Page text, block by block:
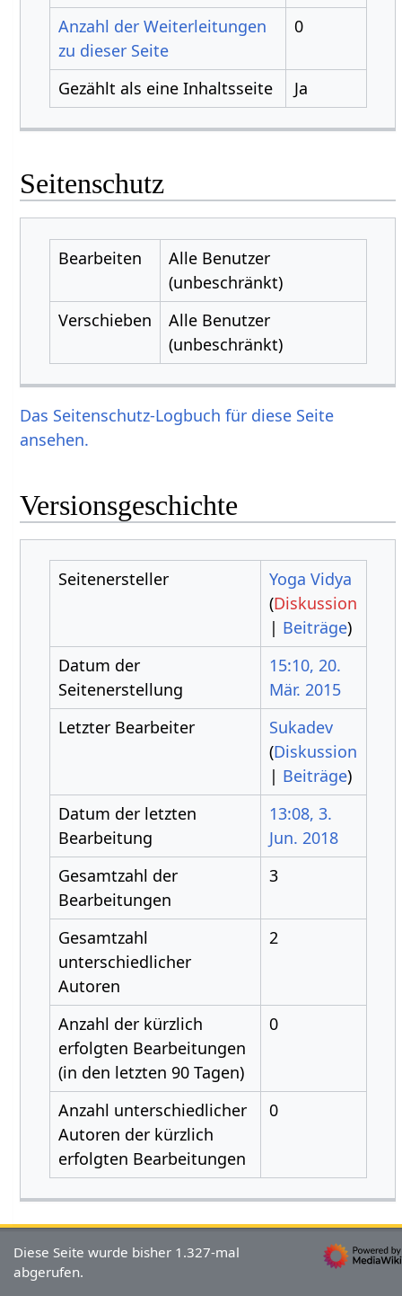
Anzahl der Weiterleitungen
zu dieser Seite
0
Gezählt als eine Inhaltsseite Ja
Seitenschutz
Bearbeiten
Alle Benutzer
(unbeschränkt)
Verschieben
Alle Benutzer
(unbeschränkt)
Das Seitenschutz-Logbuch für diese Seite
ansehen.
Versionsgeschichte
Seitenersteller
Yoga Vidya
(Diskussion
| Beiträge)
Datum der
Seitenerstellung
15:10, 20.
Mär. 2015
Letzter Bearbeiter
Sukadev
(Diskussion
| Beiträge)
Datum der letzten
Bearbeitung
13:08, 3.
Jun. 2018
Gesamtzahl der
Bearbeitungen
3
Gesamtzahl
unterschiedlicher
Autoren
2
Anzahl der kürzlich
erfolgten Bearbeitungen
(in den letzten 90 Tagen)
0
Anzahl unterschiedlicher
Autoren der kürzlich
erfolgten Bearbeitungen
0
Diese Seite wurde bisher 1.327-mal
abgerufen.